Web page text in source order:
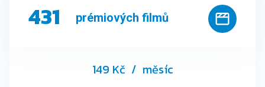
431 prémiových filmů
149 Kč / měsíc